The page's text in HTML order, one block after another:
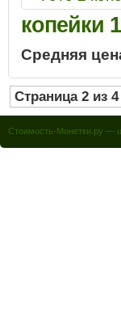
копейки
Средняя
Страница 2 из 4
Стоимость-Монетки.ру —